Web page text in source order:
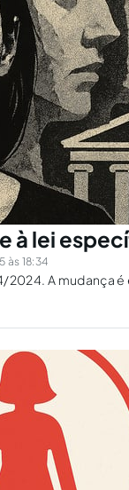
à lei
às 18:34
2024. A mudança